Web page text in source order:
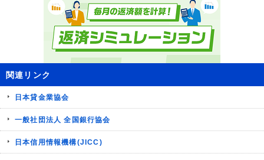
関連リンク
日本貸金業協会
一般社団法人 全国銀行協会
日本信用情報機構(JICC)